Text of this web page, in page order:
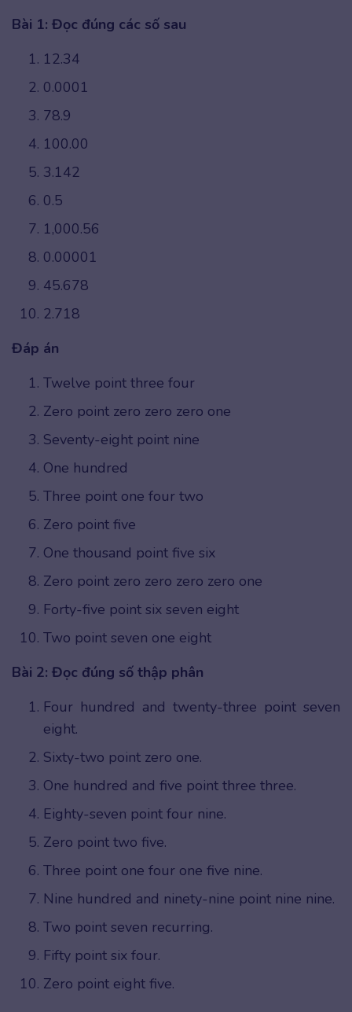
Bài 1: Đọc đúng các số sau
12.34
0.0001
78.9
100.00
3.142
0.5
1,000.56
0.00001
45.678
2.718
Đáp án
Twelve point three four
Zero point zero zero zero one
Seventy-eight point nine
One hundred
Three point one four two
Zero point five
One thousand point five six
Zero point zero zero zero zero one
Forty-five point six seven eight
Two point seven one eight
Bài 2: Đọc đúng số thập phân
Four hundred and twenty-three point seven
eight.
Sixty-two point zero one.
One hundred and five point three three.
Eighty-seven point four nine.
Zero point two five.
Three point one four one five nine.
Nine hundred and ninety-nine point nine nine.
Two point seven recurring.
Fifty point six four.
Zero point eight five.